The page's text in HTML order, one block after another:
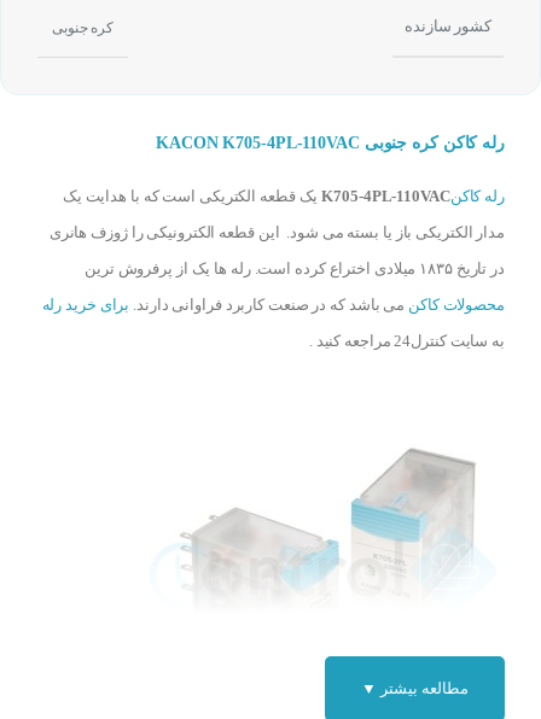
کشور سازنده کره جنوبی
رله کاکن کره جنوبی KACON K705-4PL-110VAC
رله کاکنK705-4PL-110VACیک قطعه الکتریکی است که با هدایت یک
مدار الکتریکی باز یا بسته می شود. این قطعه الکترونیکی را ژوزف هانری
در تاریخ ۱۸۳۵ میلادی اختراع کرده است. رله ها یک از پرفروش ترین
محصولات کاکن می باشد که در صنعت کاربرد فراوانی دارند. برای خرید رله
به سایت کنترل24 مراجعه کنید .
مطالعه بیشتر ▼